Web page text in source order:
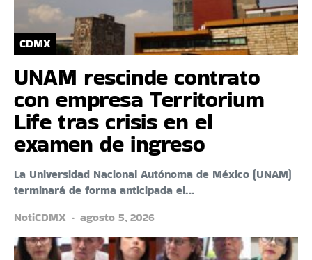
CDMX
UNAM rescinde contrato
con empresa Territorium
Life tras crisis en el
examen de ingreso
La Universidad Nacional Autónoma de México (UNAM)
terminará de forma anticipada el…
NotiCDMX
agosto 5, 2026